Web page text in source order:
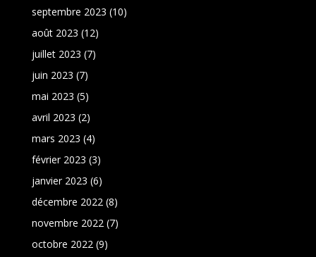
septembre 2023 (10)
août 2023 (12)
juillet 2023 (7)
juin 2023 (7)
mai 2023 (5)
avril 2023 (2)
mars 2023 (4)
février 2023 (3)
janvier 2023 (6)
décembre 2022 (8)
novembre 2022 (7)
octobre 2022 (9)